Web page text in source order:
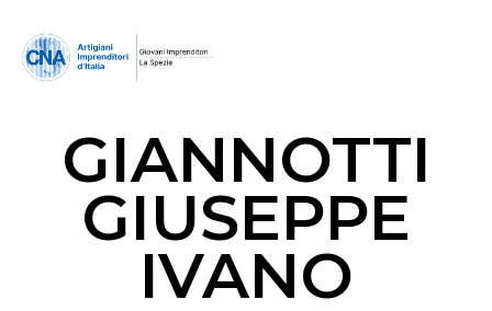
GIANNOTTI
GIUSEPPE
IVANO